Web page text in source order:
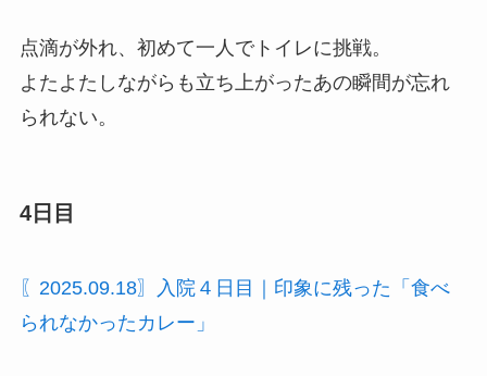
点滴が外れ、初めて一人でトイレに挑戦。
よたよたしながらも立ち上がったあの瞬間が忘れ
られない。
4日目
〖2025.09.18〗入院４日目｜印象に残った「食べ
られなかったカレー」